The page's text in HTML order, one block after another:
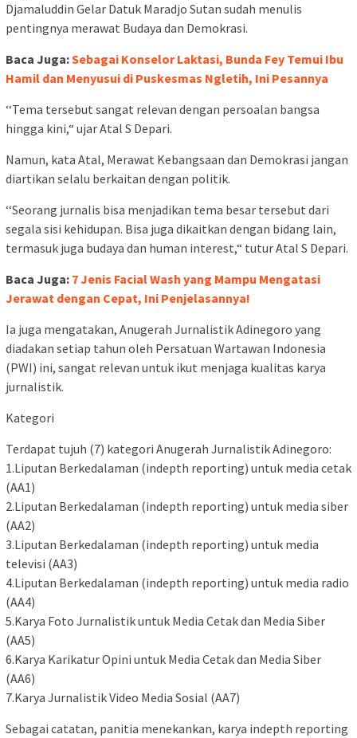
Djamaluddin Gelar Datuk Maradjo Sutan sudah menulis
pentingnya merawat Budaya dan Demokrasi.
Baca Juga:Sebagai Konselor Laktasi, Bunda Fey Temui Ibu
Hamil dan Menyusui di Puskesmas Ngletih, Ini Pesannya
‘‘Tema tersebut sangat relevan dengan persoalan bangsa
hingga kini,“ ujar Atal S Depari.
Namun, kata Atal, Merawat Kebangsaan dan Demokrasi jangan
diartikan selalu berkaitan dengan politik.
‘‘Seorang jurnalis bisa menjadikan tema besar tersebut dari
segala sisi kehidupan. Bisa juga dikaitkan dengan bidang lain,
termasuk juga budaya dan human interest,“ tutur Atal S Depari.
Baca Juga: 7 Jenis Facial Wash yang Mampu Mengatasi
Jerawat dengan Cepat, Ini Penjelasannya!
Ia juga mengatakan, Anugerah Jurnalistik Adinegoro yang
diadakan setiap tahun oleh Persatuan Wartawan Indonesia
(PWI) ini, sangat relevan untuk ikut menjaga kualitas karya
jurnalistik.
Kategori
Terdapat tujuh (7) kategori Anugerah Jurnalistik Adinegoro:
1.Liputan Berkedalaman (indepth reporting) untuk media cetak
(AA1)
2.Liputan Berkedalaman (indepth reporting) untuk media siber
(AA2)
3.Liputan Berkedalaman (indepth reporting) untuk media
televisi (AA3)
4.Liputan Berkedalaman (indepth reporting) untuk media radio
(AA4)
5.Karya Foto Jurnalistik untuk Media Cetak dan Media Siber
(AA5)
6.Karya Karikatur Opini untuk Media Cetak dan Media Siber
(AA6)
7.Karya Jurnalistik Video Media Sosial (AA7)
Sebagai catatan, panitia menekankan, karya indepth reporting